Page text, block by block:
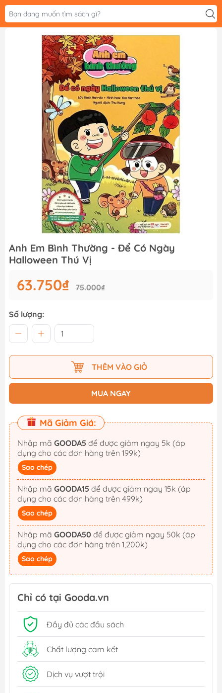
Anh Em Bình Thường - Để Có Ngày
Halloween Thú Vị
63.750₫ 75.000₫
Số lượng:
THÊM VÀO GIỎ
MUA NGAY
Mã Giảm Giá:
Nhập mã GOODA5
dụng cho các đơn hàng trên 199k)
Sao chép
Nhập mã GOODA15
dụng cho các đơn hàng trên 499k)
Sao chép
Nhập mã GOODA50
dụng cho các đơn hàng trên 1,200k)
Sao chép
Chỉ có tại Gooda.vn
Đầy đủ các đầu sách
Chất lượng cam kết
Dịch vụ vượt trội